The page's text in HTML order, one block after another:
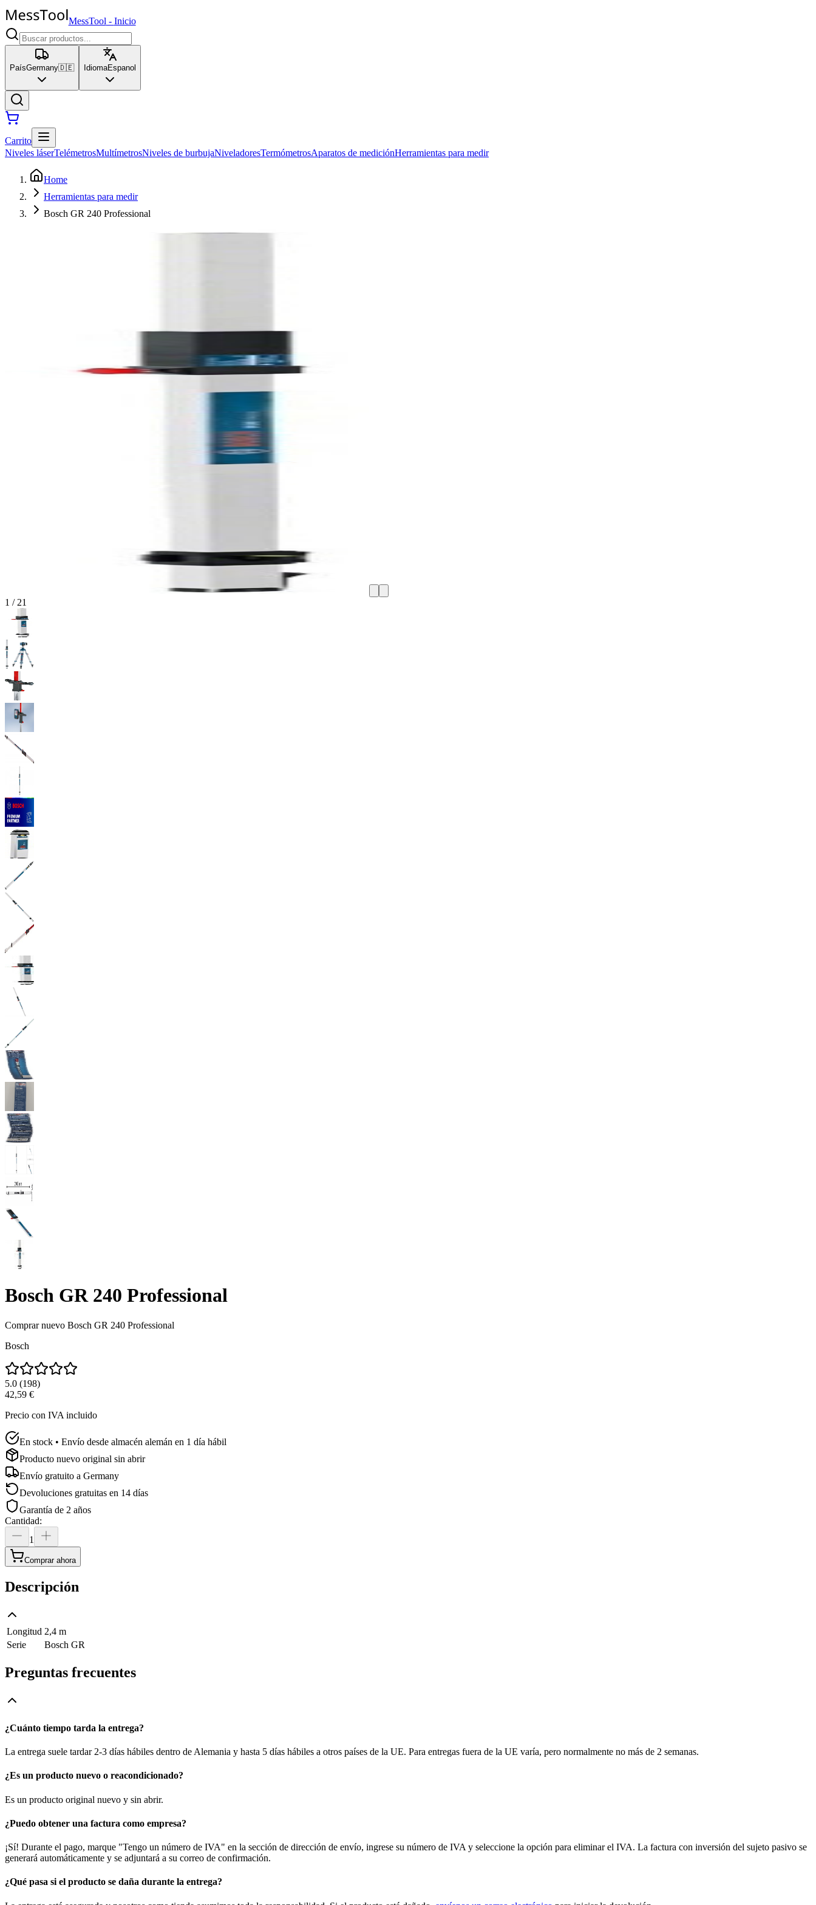
MessTool - Inicio
PaísGermany🇩🇪 IdiomaEspanol
Carrito
Niveles láserTelémetrosMultímetrosNiveles de burbujaNiveladoresTermómetrosAparatos de mediciónHerramientas para medir
Home
Herramientas para medir
Bosch GR 240 Professional
1 / 21
Bosch GR 240 Professional
Comprar nuevo Bosch GR 240 Professional
Bosch
5.0 (198)
42,59 €
Precio con IVA incluido
En stock • Envío desde almacén alemán en 1 día hábil
Producto nuevo original sin abrir
Envío gratuito a Germany
Devoluciones gratuitas en 14 días
Garantía de 2 años
Cantidad:
1
Comprar ahora
Descripción
Longitud 2,4 m
Serie
Bosch GR
Preguntas frecuentes
¿Cuánto tiempo tarda la entrega?
La entrega suele tardar 2-3 días hábiles dentro de Alemania y hasta 5 días hábiles a otros países de la UE. Para entregas fuera de la UE varía, pero normalmente no más de 2 semanas.
¿Es un producto nuevo o reacondicionado?
Es un producto original nuevo y sin abrir.
¿Puedo obtener una factura como empresa?
¡Sí! Durante el pago, marque "Tengo un número de IVA" en la sección de dirección de envío, ingrese su número de IVA y seleccione la opción para eliminar el IVA. La factura con inversión del sujeto pasivo se
generará automáticamente y se adjuntará a su correo de confirmación.
¿Qué pasa si el producto se daña durante la entrega?